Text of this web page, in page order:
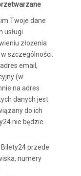
Twoje dane
usługi
złożenia
szczególności:
email,
(w
na adres
danych jest
do ich
nie będzie
przede
numery